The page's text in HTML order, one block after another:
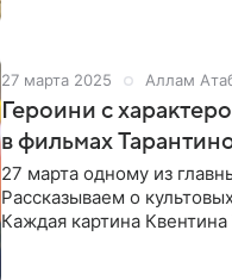
27 марта 2025 Аллам
Героини с
в фильмах
27 марта одному из
Рассказываем о
Каждая картина